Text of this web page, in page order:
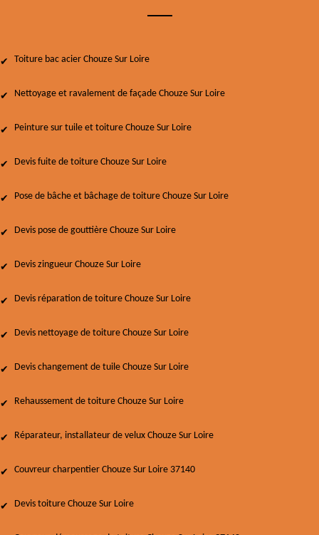
Toiture bac acier Chouze Sur Loire
Nettoyage et ravalement de façade Chouze Sur Loire
Peinture sur tuile et toiture Chouze Sur Loire
Devis fuite de toiture Chouze Sur Loire
Pose de bâche et bâchage de toiture Chouze Sur Loire
Devis pose de gouttière Chouze Sur Loire
Devis zingueur Chouze Sur Loire
Devis réparation de toiture Chouze Sur Loire
Devis nettoyage de toiture Chouze Sur Loire
Devis changement de tuile Chouze Sur Loire
Rehaussement de toiture Chouze Sur Loire
Réparateur, installateur de velux Chouze Sur Loire
Couvreur charpentier Chouze Sur Loire 37140
Devis toiture Chouze Sur Loire